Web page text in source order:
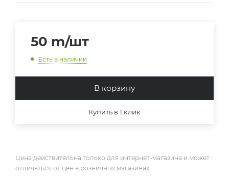
50 m/шт
Есть в наличии
В корзину
Купить в 1 клик
Цена действительна только для интернет-магазина и может
отличаться от цен в розничных магазинах